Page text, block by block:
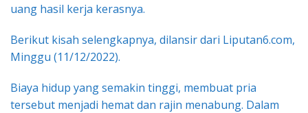
uang hasil kerja kerasnya.
Berikut kisah selengkapnya, dilansir dari Liputan6.com,
Minggu (11/12/2022).
Biaya hidup yang semakin tinggi, membuat pria
tersebut menjadi hemat dan rajin menabung. Dalam